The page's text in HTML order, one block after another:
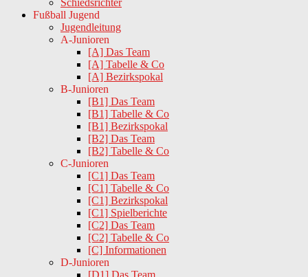
Fußball Jugend
Jugendleitung
A-Junioren
[A] Das Team
[A] Tabelle & Co
[A] Bezirkspokal
B-Junioren
[B1] Das Team
[B1] Tabelle & Co
[B1] Bezirkspokal
[B2] Das Team
[B2] Tabelle & Co
C-Junioren
[C1] Das Team
[C1] Tabelle & Co
[C1] Bezirkspokal
[C1] Spielberichte
[C2] Das Team
[C2] Tabelle & Co
[C] Informationen
D-Junioren
[D1] Das Team